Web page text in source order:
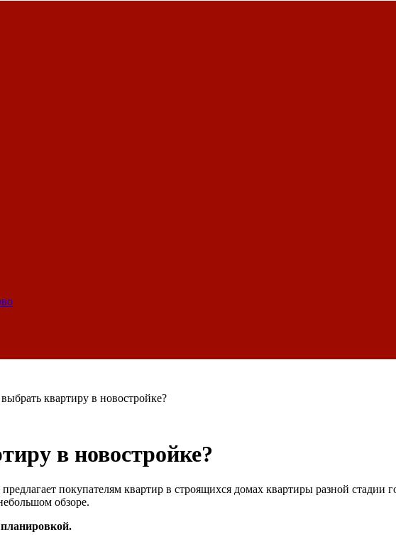
квартиру в новостройке?
в новостройке?
предлагает покупателям квартир в строящихся домах квартиры разной
обзоре.